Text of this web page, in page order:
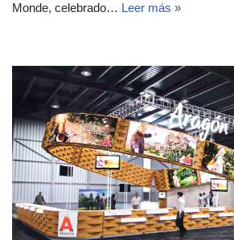
Monde, celebrado… Leer más »